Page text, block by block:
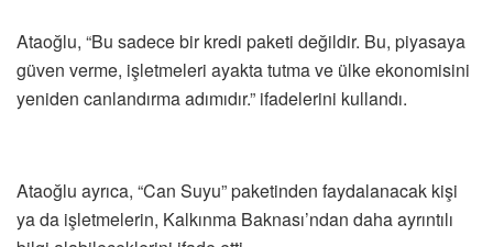
Ataoğlu, “Bu sadece bir kredi paketi değildir. Bu, piyasaya
güven verme, işletmeleri ayakta tutma ve ülke ekonomisini
yeniden canlandırma adımıdır.” ifadelerini kullandı.
Ataoğlu ayrıca, “Can Suyu” paketinden faydalanacak kişi
ya da işletmelerin, Kalkınma Baknası’ndan daha ayrıntılı